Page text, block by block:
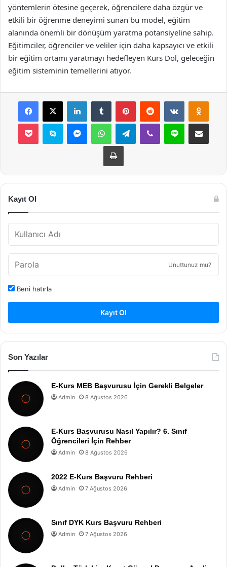
yöntemlerin ötesine geçerek, öğrencilere daha özgür ve
etkili bir öğrenme deneyimi sunan bu model, eğitim
alanında önemli bir dönüşüm yaratma potansiyeline sahip.
Eğitimciler, öğrenciler ve veliler için daha kapsayıcı ve etkili
bir eğitim ortamı yaratmayı hedefleyen Kurs Dol, geleceğin
eğitim sisteminin temellerini atıyor.
Facebook
X LinkedInTumblr PinterestReddit VKontakte
Pocket Skype MessengerWhatsAppTelegramViber Line E-Posta ile
Yazdır
Kayıt Ol
Unuttunuz mu?
Beni hatırla
Kayıt Ol
Son Yazılar
E-Kurs MEB Başvurusu İçin Gerekli Belgeler
Admin 8 Ağustos 2026
E-Kurs Başvurusu Nasıl Yapılır? 6. Sınıf
Öğrencileri İçin Rehber
Admin 8 Ağustos 2026
2022 E-Kurs Başvuru Rehberi
Admin 7 Ağustos 2026
Sınıf DYK Kurs Başvuru Rehberi
Admin 7 Ağustos 2026